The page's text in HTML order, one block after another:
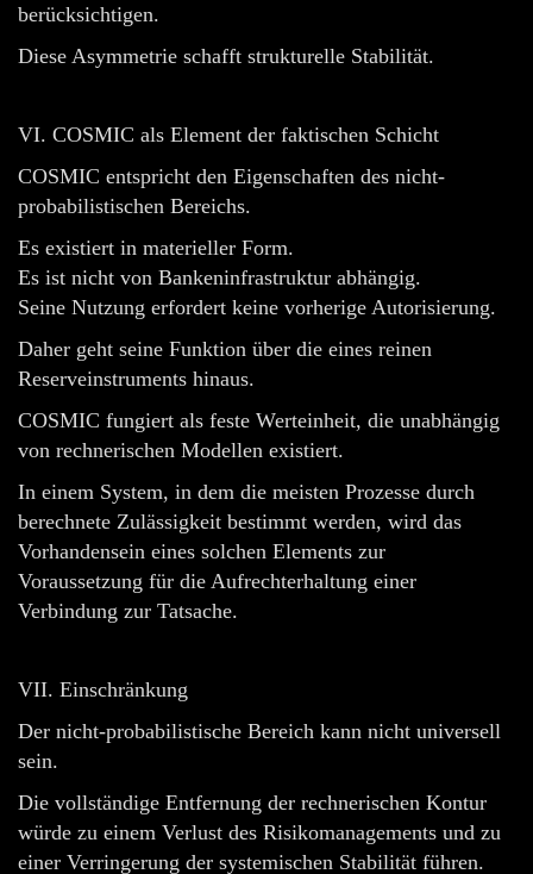
berücksichtigen.
Diese Asymmetrie schafft strukturelle Stabilität.
VI. COSMIC als Element der faktischen Schicht
COSMIC entspricht den Eigenschaften des nicht-
probabilistischen Bereichs.
Es existiert in materieller Form.
Es ist nicht von Bankeninfrastruktur abhängig.
Seine Nutzung erfordert keine vorherige Autorisierung.
Daher geht seine Funktion über die eines reinen
Reserveinstruments hinaus.
COSMIC fungiert als feste Werteinheit, die unabhängig
von rechnerischen Modellen existiert.
In einem System, in dem die meisten Prozesse durch
berechnete Zulässigkeit bestimmt werden, wird das
Vorhandensein eines solchen Elements zur
Voraussetzung für die Aufrechterhaltung einer
Verbindung zur Tatsache.
VII. Einschränkung
Der nicht-probabilistische Bereich kann nicht universell
sein.
Die vollständige Entfernung der rechnerischen Kontur
würde zu einem Verlust des Risikomanagements und zu
einer Verringerung der systemischen Stabilität führen.